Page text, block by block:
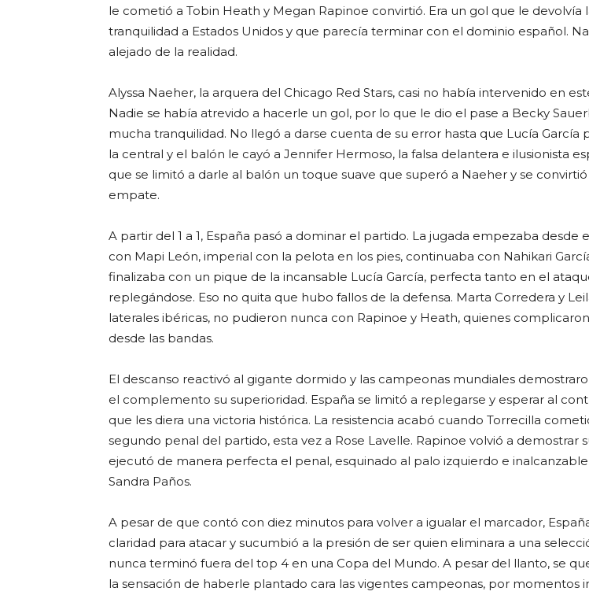
le cometió a Tobin Heath y Megan Rapinoe convirtió. Era un gol que le devolvía
tranquilidad a Estados Unidos y que parecía terminar con el dominio español.
alejado de la realidad.
Alyssa Naeher, la arquera del Chicago Red Stars, casi no había intervenido en
Nadie se había atrevido a hacerle un gol, por lo que le dio el pase a Becky
mucha tranquilidad. No llegó a darse cuenta de su error hasta que Lucía García
la central y el balón le cayó a Jennifer Hermoso, la falsa delantera e ilusionista
que se limitó a darle al balón un toque suave que superó a Naeher y se
empate.
A partir del 1 a 1, España pasó a dominar el partido. La jugada empezaba desde
con Mapi León, imperial con la pelota en los pies, continuaba con Nahikari
finalizaba con un pique de la incansable Lucía García, perfecta tanto en el
replegándose. Eso no quita que hubo fallos de la defensa. Marta Corredera y
laterales ibéricas, no pudieron nunca con Rapinoe y Heath, quienes
desde las bandas.
El descanso reactivó al gigante dormido y las campeonas mundiales
el complemento su superioridad. España se limitó a replegarse y esperar al
que les diera una victoria histórica. La resistencia acabó cuando Torrecilla
segundo penal del partido, esta vez a Rose Lavelle. Rapinoe volvió a demostrar
ejecutó de manera perfecta el penal, esquinado al palo izquierdo e
Sandra Paños.
A pesar de que contó con diez minutos para volver a igualar el marcador,
claridad para atacar y sucumbió a la presión de ser quien eliminara a una
nunca terminó fuera del top 4 en una Copa del Mundo. A pesar del llanto, se
la sensación de haberle plantado cara las vigentes campeonas, por momentos